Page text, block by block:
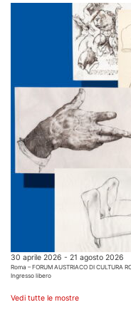
30 aprile 2026 - 21 agosto 2026
Roma – FORUM AUSTRIACO DI CULTURA
Ingresso libero
Vedi tutte le mostre